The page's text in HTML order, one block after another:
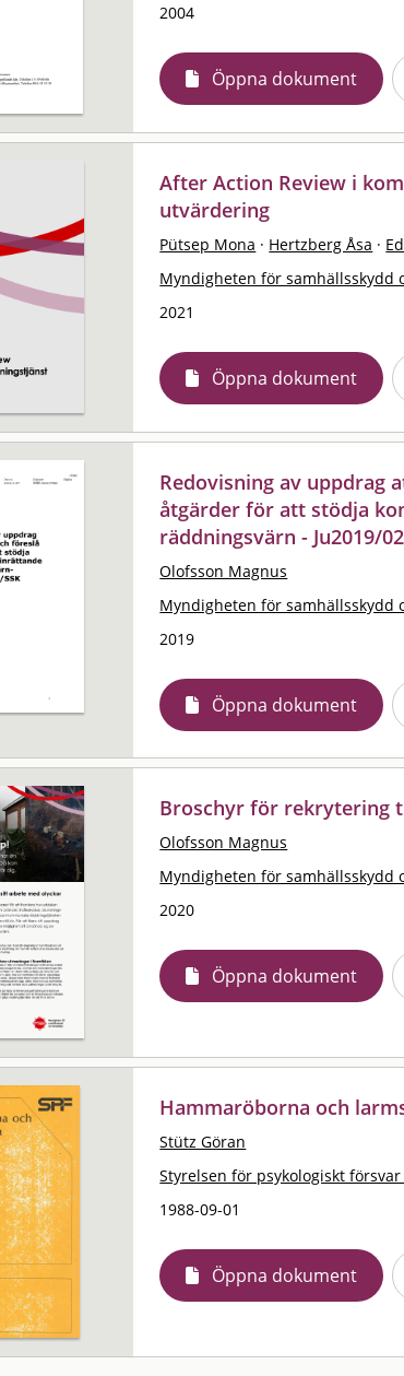
2004
Öppna dokument
After Action Review i
utvärdering
Pütsep Mona · Hertzberg Åsa ·
Myndigheten för samhällsskydd
2021
Öppna dokument
Redovisning av uppdrag
åtgärder för att stödja
räddningsvärn - Ju2019/
Olofsson Magnus
Myndigheten för samhällsskydd
2019
Öppna dokument
Broschyr för rekrytering
Olofsson Magnus
Myndigheten för samhällsskydd
2020
Öppna dokument
Hammaröborna och
Stütz Göran
Styrelsen för psykologiskt försvar
1988-09-01
Öppna dokument